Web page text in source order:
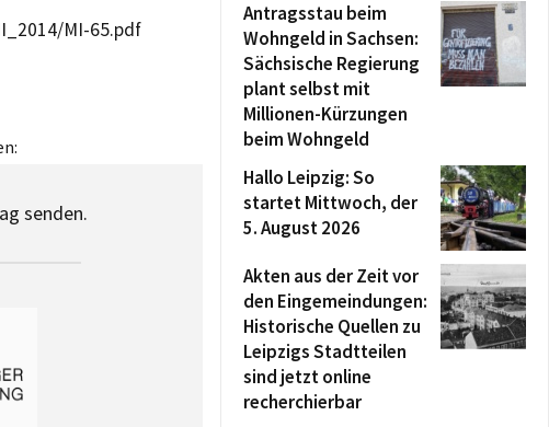
MI-65.pdf
senden.
Antragsstau beim
Wohngeld in Sachsen:
Sächsische Regierung
plant selbst mit
Millionen-Kürzungen
beim Wohngeld
Hallo Leipzig: So
startet Mittwoch, der
5. August 2026
Akten aus der Zeit vor
den Eingemeindungen:
Historische Quellen zu
Leipzigs Stadtteilen
sind jetzt online
recherchierbar